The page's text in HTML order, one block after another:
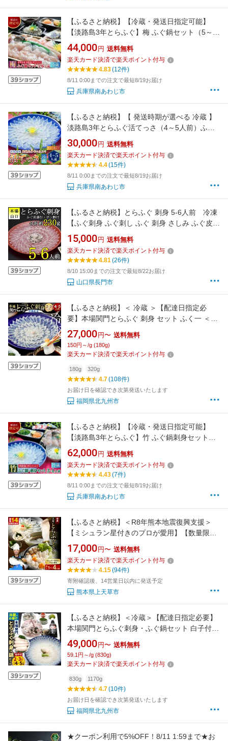
【ふるさと納税】【冷蔵・発送日指定可能】
【淡路島3年とらふぐ】梅 ふぐ鍋セット（5～6
人前）
44,000円 送料無料
楽天カード決済で楽天ポイント付与
4.83(12件)
8/11 0:00までの注文で最短8/19お届け
兵庫県南あわじ市
【ふるさと納税】【 発送時期が選べる 冷蔵 】
淡路島3年とらふぐ活てっさ（4～5人前）ふぐ
てっさ とらふぐ ふぐ刺し ふぐ刺身 ふぐしゃぶ
活魚 鮮魚 海産物 海鮮 魚 淡路島 淡路 産地直送
お取り寄せ グルメ
30,000円 送料無料
楽天カード決済で楽天ポイント付与
4.4(15件)
8/11 0:00までの注文で最短8/19お届け
兵庫県南あわじ市
【ふるさと納税】とらふぐ 刺身 5-6人前 冷凍
【ふぐ刺身 ふぐ刺し ふぐ 刺身 さしみ ふぐ皮
フグ 河豚 配送日指定可能 日時指定可能 】
15,000円 送料無料
楽天カード決済で楽天ポイント付与
4.81 (26件)
8/10 15:00までの注文で最短8/22お届け
山口県長門市
【ふるさと納税】＜ 冷蔵 ＞【配達日指定必
要】本場関門とらふぐ 刺身 セット ふく一 ＜選
べる＞ 2～3人前 または 4～5人前 ふぐ刺し 刺
身 皮刺し 高等葱 ポン酢 ヒレフグ刺し 福岡県
国産 九州 福岡県北九州市 27000円～39000円 2
27,000円〜 送料無料
150円～/g (180g)
楽天カード決済で楽天ポイント付与
180g 320g
4.7(108件)
お届け日を確認でき次第発送いたします
福岡県北九州市
【ふるさと納税】【冷蔵・発送日指定可能】
【淡路島3年とらふぐ】竹 ふぐ鍋刺身セット（3
～4人前） とらふぐ 鍋 ふぐちり てっちり ふぐ
刺し ふぐ刺身 てっさ ふぐセット ふぐ皮 湯引き
ふぐひれ 酒 産地直送 ふるさと納税 ふぐ 鮮魚
海鮮 海産物 魚
62,000円 送料無料
楽天カード決済で楽天ポイント付与
4.43(7件)
8/11 0:00までの注文で最短8/19お届け
兵庫県南あわじ市
【ふるさと納税】＜R8年熊本地震復興支援＞
【ミシュラン星付きのプロが愛用】【数量限
定】ふぐの王様 国産 天草とらふぐ てっさ・て
っちり満腹・贅沢セット 選べる内容量 1〜4人
前 17000円 ～ 32000円 河豚 フグ ふぐ鍋セット
てっちりセット お刺身 ふぐ皮 刺身 フルコース
17,000円〜 送料無料
楽天カード決済で楽天ポイント付与
4.15(94件)
寄附確認後、14営業日以内に発送予定
熊本県上天草市
【ふるさと納税】＜冷蔵＞【配達日指定必要】
本場関門とらふぐ刺身・ふぐ鍋セット 白子付
＜選べる＞2〜3人前 または 4～5人前 刺身 白子
アラ 切身 マフグ 皮刺し 高等葱 ヒレ ふぐ鍋 ふ
くちり 国産 福岡県北九州市
49,000円〜 送料無料
59.1円～/g (830g)
楽天カード決済で楽天ポイント付与
830g 1170g
4.7(10件)
お届け日を確認でき次第発送いたします
福岡県北九州市
★クーポン利用で5%OFF！8/11 1:59まで★お